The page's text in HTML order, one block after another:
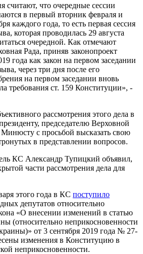
считают, что очередные сессии
в первый вторник февраля и
каждого года, то есть первая сессия
которая проводилась 29 августа
очередной. Как отмечают
Рада, приняв законопроект
года как закон на первом заседании
через три дня после его
на первом заседании вновь
требования ст. 159 Конституции», -
рассмотрения этого дела в
председателю Верховной
с просьбой высказать свою
в представлении вопросов.
КС Александр Тупицкий объявил,
части рассмотрения дела для
этого года в КС поступило
депутатов относительно
«О внесении изменений в статью
(относительно неприкосновенности
от 3 сентября 2019 года № 27-
изменения в Конституцию в
неприкосновенности.